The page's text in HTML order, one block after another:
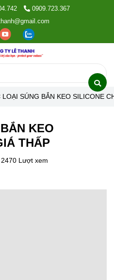
0909.723.367
LOẠI SÚNG BẮN KEO SILICONE
KEO
THẤP
2470 Lượt xem